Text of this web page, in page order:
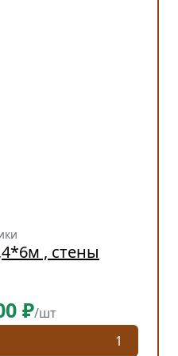
, стены
₽/шт
1